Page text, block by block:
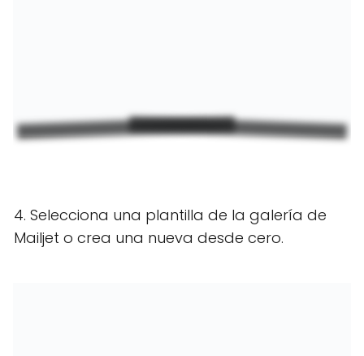
4. Selecciona una plantilla de la galería de
Mailjet o crea una nueva desde cero.